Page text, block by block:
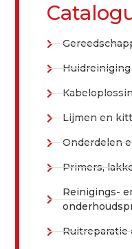
Lijmen en
Onderdelen
Primers,
Reinigings-
Ruitreparatie